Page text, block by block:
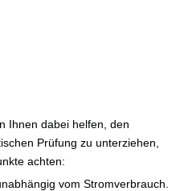
Ihnen dabei helfen, den
Prüfung zu unterziehen,
achten:
vom Stromverbrauch.